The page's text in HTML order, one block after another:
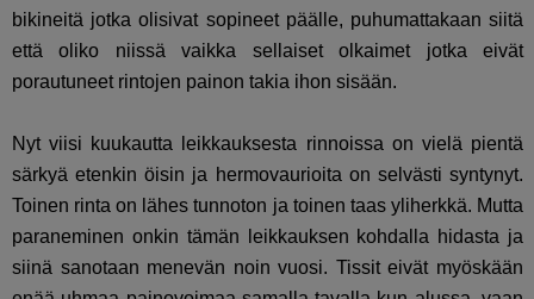
bikineitä jotka olisivat sopineet päälle, puhumattakaan siitä
että oliko niissä vaikka sellaiset olkaimet jotka eivät
porautuneet rintojen painon takia ihon sisään.
Nyt viisi kuukautta leikkauksesta rinnoissa on vielä pientä
särkyä etenkin öisin ja hermovaurioita on selvästi syntynyt.
Toinen rinta on lähes tunnoton ja toinen taas yliherkkä. Mutta
paraneminen onkin tämän leikkauksen kohdalla hidasta ja
siinä sanotaan menevän noin vuosi. Tissit eivät myöskään